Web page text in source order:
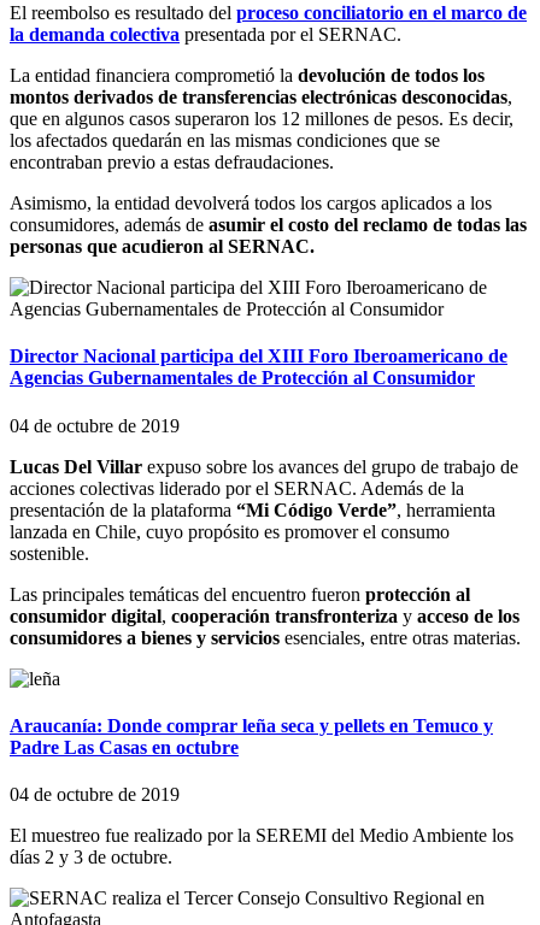
El reembolso es resultado del proceso conciliatorio en el marco de
la demanda colectiva presentada por el SERNAC.
La entidad financiera comprometió la devolución de todos los
montos derivados de transferencias electrónicas desconocidas,
que en algunos casos superaron los 12 millones de pesos. Es decir,
los afectados quedarán en las mismas condiciones que se
encontraban previo a estas defraudaciones.
Asimismo, la entidad devolverá todos los cargos aplicados a los
consumidores, además de asumir el costo del reclamo de todas las
personas que acudieron al SERNAC.
Director Nacional participa del XIII Foro Iberoamericano de
Agencias Gubernamentales de Protección al Consumidor
04 de octubre de 2019
Lucas Del Villar expuso sobre los avances del grupo de trabajo de
acciones colectivas liderado por el SERNAC. Además de la
presentación de la plataforma “Mi Código Verde”, herramienta
lanzada en Chile, cuyo propósito es promover el consumo
sostenible.
Las principales temáticas del encuentro fueron protección al
consumidor digital, cooperación transfronteriza y acceso de los
consumidores a bienes y servicios esenciales, entre otras materias.
Araucanía: Donde comprar leña seca y pellets en Temuco y
Padre Las Casas en octubre
04 de octubre de 2019
El muestreo fue realizado por la SEREMI del Medio Ambiente los
días 2 y 3 de octubre.